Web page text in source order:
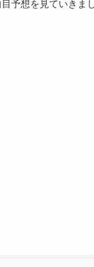
予想を見ていきま